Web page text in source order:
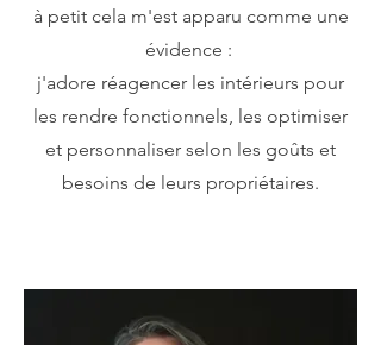
à petit cela m'est apparu comme une
évidence :
j'adore réagencer les intérieurs pour
les rendre fonctionnels, les optimiser
et personnaliser selon les goûts et
besoins de leurs propriétaires.